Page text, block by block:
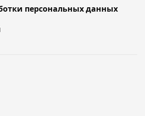
персональных данных